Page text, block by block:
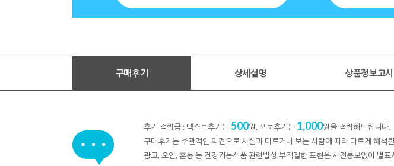
구매후기 상세설명 상품정보고시
후기 적립금 : 텍스트후기는500원, 포토후기는 1,000원을 적립해드립니다.
구매후기는 주관적인 의견으로 사실과 다르거나 보는 사람에 따라 다르게 해석
광고, 오인, 혼동 등 건강기능식품 관련법상 부적절한 표현은 사전통보없이 별